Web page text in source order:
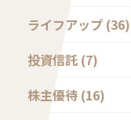
ライフアップ (36)
投資信託 (7)
株主優待 (16)